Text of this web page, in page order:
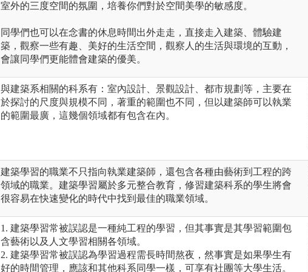
室外的三度空間的氛圍，培養你們對於空間美學的敏感度。
同學們也可以在念書的休息時間出外走走，直接走入建築、體驗建
築，觀察一些有趣、美好的生活空間，觀察人的生活與環境的互動，
會讓同學們更能體會建築的優美。
與建築系相關的科系有：室內設計、景觀設計、都市規劃等，主要在
於探討的尺度與規模不同，著重的範圍也不同，但以建築師可以執業
的範圍最廣，這幾個領域都有包含在內。
建築學習的職業不只指向執業建築師，還包含各種由藝術到工程的跨
領域的職業。建築學習屬於多元整合教育，修習建築科系的學生將會
很容易在快速變化的時代中找到最佳的職業領域。
1. 建築學習常被誤認是一種純工程的學習，但其事實是其學習範圍包
含藝術以及人文學習相關各領域。
2. 建築學習常被誤認為學習過程需長時間熬夜，然事實是如果學生有
好的時間管理，應該和其他科系同學一樣，可享有社團等大學生活。